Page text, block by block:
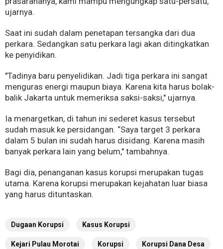
ujarnya.
Saat ini sudah dalam penetapan tersangka dari dua
perkara. Sedangkan satu perkara lagi akan ditingkatkan
ke penyidikan.
"Tadinya baru penyelidikan. Jadi tiga perkara ini sangat
menguras energi maupun biaya. Karena kita harus bolak-
balik Jakarta untuk memeriksa saksi-saksi," ujarnya.
Ia menargetkan, di tahun ini sederet kasus tersebut
sudah masuk ke persidangan. “Saya target 3 perkara
dalam 5 bulan ini sudah harus disidang. Karena masih
banyak perkara lain yang belum," tambahnya.
Bagi dia, penanganan kasus korupsi merupakan tugas
utama. Karena korupsi merupakan kejahatan luar biasa
yang harus dituntaskan.
Dugaan Korupsi Kasus Korupsi
Kejari Pulau Morotai Korupsi Korupsi Dana Desa